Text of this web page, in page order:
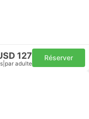
127
par adulte
Réserver